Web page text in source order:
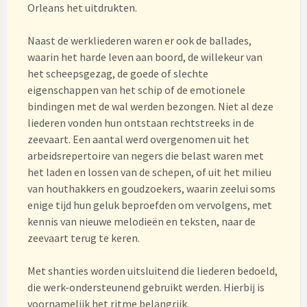
Orleans het uitdrukten.
Naast de werkliederen waren er ook de ballades,
waarin het harde leven aan boord, de willekeur van
het scheepsgezag, de goede of slechte
eigenschappen van het schip of de emotionele
bindingen met de wal werden bezongen. Niet al deze
liederen vonden hun ontstaan rechtstreeks in de
zeevaart. Een aantal werd overgenomen uit het
arbeidsrepertoire van negers die belast waren met
het laden en lossen van de schepen, of uit het milieu
van houthakkers en goudzoekers, waarin zeelui soms
enige tijd hun geluk beproefden om vervolgens, met
kennis van nieuwe melodieën en teksten, naar de
zeevaart terug te keren.
Met shanties worden uitsluitend die liederen bedoeld,
die werk-ondersteunend gebruikt werden. Hierbij is
voornamelijk het ritme belangrijk.